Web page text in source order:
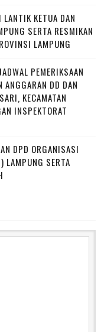
KETUA DAN
SERTA RESMIKAN
LAMPUNG
PEMERIKSAAN
ANGGARAN DD DAN
KECAMATAN
INSPEKTORAT
DPD ORGANISASI
LAMPUNG SERTA